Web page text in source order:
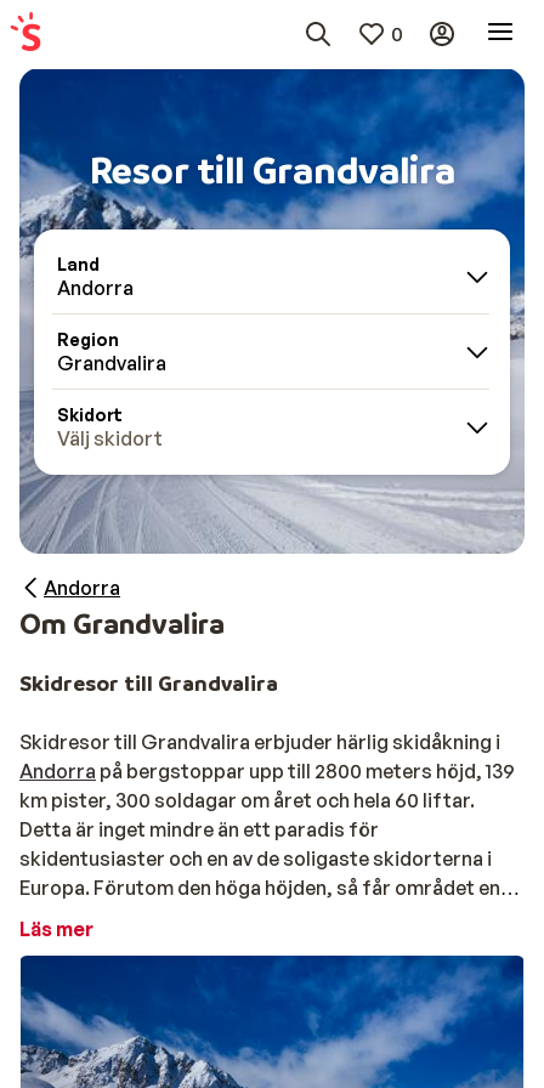
0
Resor till Grandvalira
Land
Andorra
Region
Grandvalira
Skidort
Välj skidort
Andorra
Om Grandvalira
Skidresor till Grandvalira
Skidresor till Grandvalira erbjuder härlig skidåkning i
Andorra på bergstoppar upp till 2800 meters höjd, 139
km pister, 300 soldagar om året och hela 60 liftar.
Detta är inget mindre än ett paradis för
skidentusiaster och en av de soligaste skidorterna i
Europa. Förutom den höga höjden, så får området en
bra draghjälp av de nästan 1100 snökanonerna som
Skidbackarna i Grandvalira har något för alla. Här finns
vackra, breda pister med gott om plats att öva sig på
för både barn och ovana skidåkare. Området bjuder
Läs mer